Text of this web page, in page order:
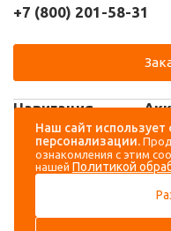
Навигация
Каталог
О компании
Доставка и оплата
+7 (800) 201-58-31
Наш сайт
персонализации.
ознакомления с этим
нашей Политикой